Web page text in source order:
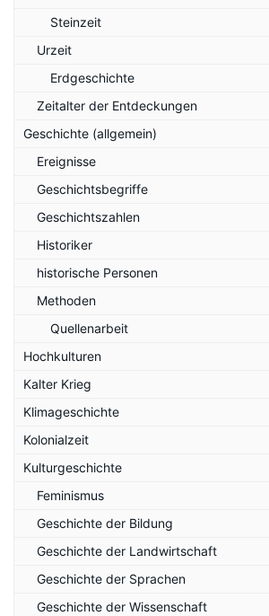
Steinzeit
Urzeit
Erdgeschichte
Zeitalter der Entdeckungen
Geschichte (allgemein)
Ereignisse
Geschichtsbegriffe
Geschichtszahlen
Historiker
historische Personen
Methoden
Quellenarbeit
Hochkulturen
Kalter Krieg
Klimageschichte
Kolonialzeit
Kulturgeschichte
Feminismus
Geschichte der Bildung
Geschichte der Landwirtschaft
Geschichte der Sprachen
Geschichte der Wissenschaft